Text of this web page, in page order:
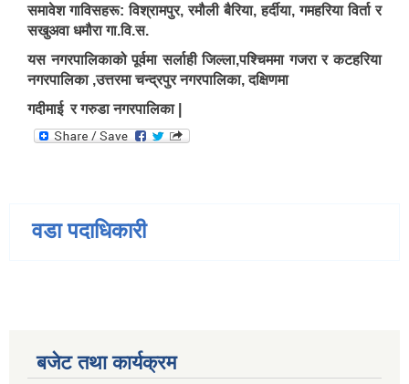
समावेश गाविसहरू: विश्रामपुर, रमौली बैरिया, हर्दीया, गमहरिया विर्ता र
सखुअवा धमौरा गा.वि.स.
यस नगरपालिकाको पूर्वमा सर्लाही जिल्ला,पश्चिममा गजरा र कटहरिया
नगरपालिका ,उत्तरमा चन्द्रपुर नगरपालिका, दक्षिणमा
गदीमाई र गरुडा नगरपालिका |
वडा पदाधिकारी
बजेट तथा कार्यक्रम